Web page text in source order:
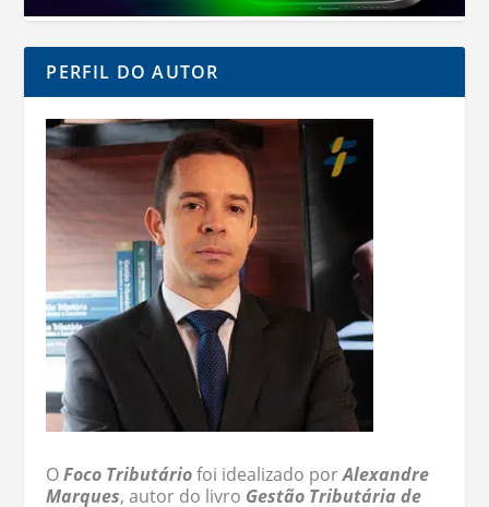
PERFIL DO AUTOR
OFoco Tributáriofoi idealizado porAlexandre
Marques, autor do livro Gestão Tributária de